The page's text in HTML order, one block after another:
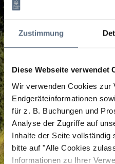
Zustimmung
Diese Webseite verwendet
Wir verwenden Cookies zur
Endgeräteinformationen
für z. B. Buchungen und
Analyse der Zugriffe auf
Inhalte der Seite
bitte auf "Alle Cookies
Informationen zu Ihrer